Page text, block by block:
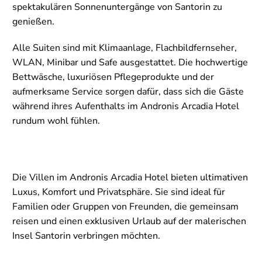
spektakulären Sonnenuntergänge von Santorin zu
genießen.
Alle Suiten sind mit Klimaanlage, Flachbildfernseher,
WLAN, Minibar und Safe ausgestattet. Die hochwertige
Bettwäsche, luxuriösen Pflegeprodukte und der
aufmerksame Service sorgen dafür, dass sich die Gäste
während ihres Aufenthalts im Andronis Arcadia Hotel
rundum wohl fühlen.
Die Villen im Andronis Arcadia Hotel bieten ultimativen
Luxus, Komfort und Privatsphäre. Sie sind ideal für
Familien oder Gruppen von Freunden, die gemeinsam
reisen und einen exklusiven Urlaub auf der malerischen
Insel Santorin verbringen möchten.